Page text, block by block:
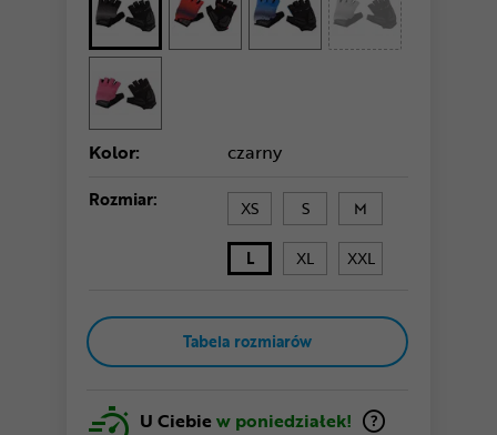
Kolor: czarny
Rozmiar: XS S M
L XL XXL
Tabela rozmiarów
U Ciebiew poniedziałek!